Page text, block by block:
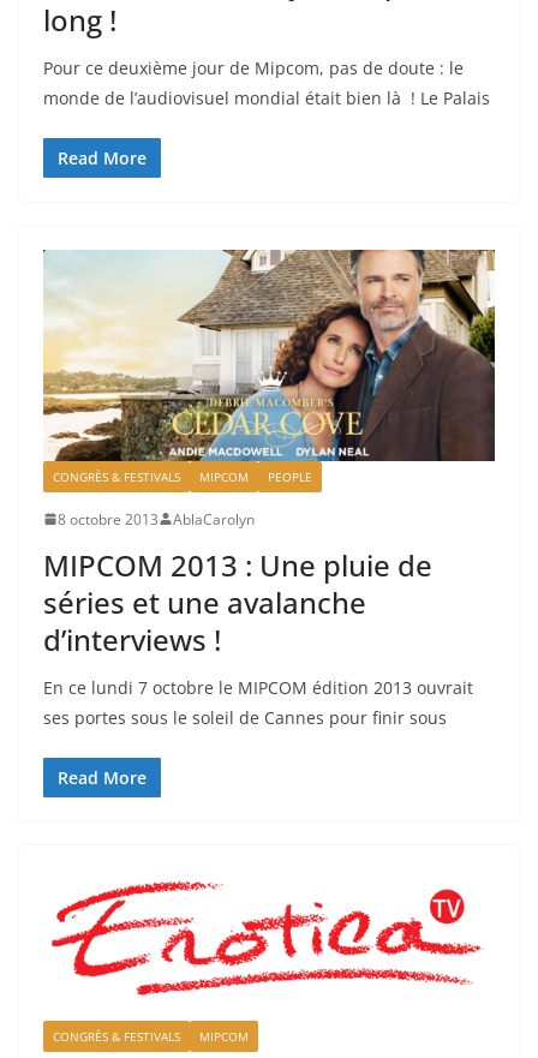
long !
Pour ce deuxième jour de Mipcom, pas de doute : le
monde de l’audiovisuel mondial était bien là ! Le Palais
Read More
CONGRÈS & FESTIVALS MIPCOM PEOPLE
8 octobre 2013 AblaCarolyn
MIPCOM 2013 : Une pluie de
séries et une avalanche
d’interviews !
En ce lundi 7 octobre le MIPCOM édition 2013 ouvrait
ses portes sous le soleil de Cannes pour finir sous
Read More
CONGRÈS & FESTIVALS MIPCOM